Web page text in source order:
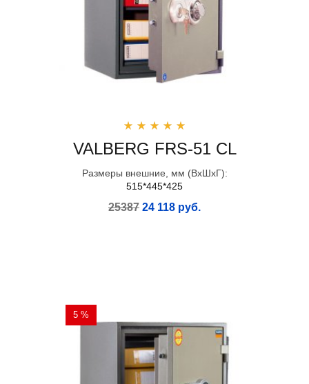
VALBERG FRS-51 CL
Размеры внешние, мм (ВхШхГ):
515*445*425
25387 24 118 руб.
5 %